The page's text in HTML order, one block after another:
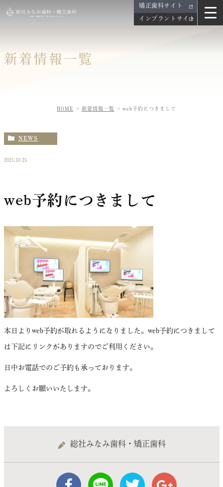
矯正歯科サイト
インプラントサイト
新着情報一覧
HOME 新着情報一覧 web予約につきまして
NEWS
2021.10.25
web予約につきまして
本日よりweb予約が取れるようになりました。web予約につきまして
は下記にリンクがありますのでご利用ください。
日中お電話でのご予約も承っております。
よろしくお願いいたします。
総社みなみ歯科・矯正歯科